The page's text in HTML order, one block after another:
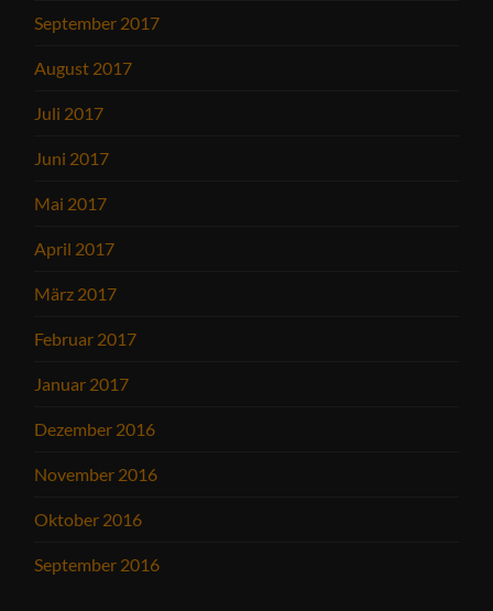
September 2017
August 2017
Juli 2017
Juni 2017
Mai 2017
April 2017
März 2017
Februar 2017
Januar 2017
Dezember 2016
November 2016
Oktober 2016
September 2016